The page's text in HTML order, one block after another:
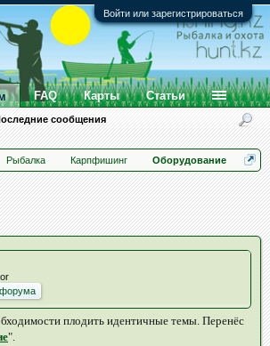
Войти или зарегистрироваться
Рыбалка Карпфишинг Оборудование
плодить идентичные темы. Перенёс
".
сообщения
FAQ Карты Статьи